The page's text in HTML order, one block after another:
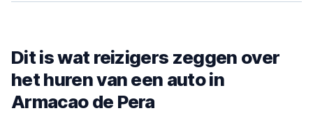
Dit is wat reizigers zeggen over
het huren van een auto in
Armacao de Pera